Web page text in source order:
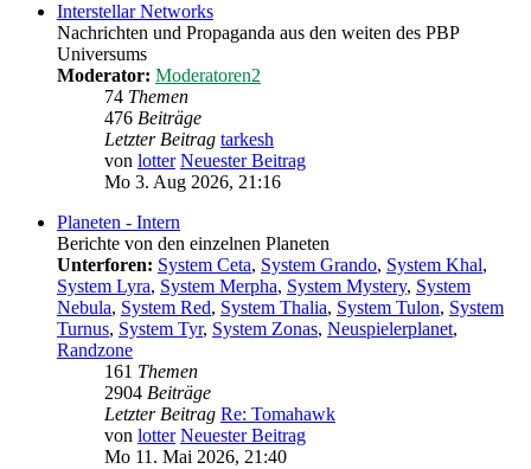
Interstellar Networks
Nachrichten und Propaganda aus den weiten des PBP
Universums
Moderator: Moderatoren2
74 Themen
476 Beiträge
Letzter Beitrag tarkesh
von lotter Neuester Beitrag
Mo 3. Aug 2026, 21:16
Planeten - Intern
Berichte von den einzelnen Planeten
Unterforen: System Ceta, System Grando, System Khal,
System Lyra, System Merpha, System Mystery, System
Nebula, System Red, System Thalia, System Tulon, System
Turnus, System Tyr, System Zonas, Neuspielerplanet,
Randzone
161 Themen
2904 Beiträge
Letzter Beitrag Re: Tomahawk
von lotter Neuester Beitrag
Mo 11. Mai 2026, 21:40